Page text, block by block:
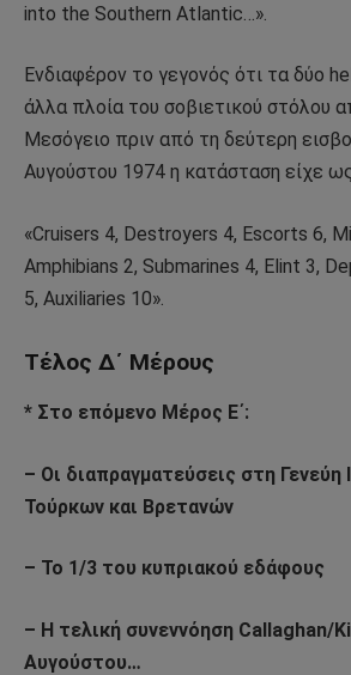
into the Southern Atlantic…».
Ενδιαφέρον το γεγονός ότι τα δύο
άλλα πλοία του σοβιετικού στόλου
Μεσόγειο πριν από τη δεύτερη
Αυγούστου 1974 η κατάσταση είχε
«Cruisers 4, Destroyers 4, Escorts 6,
Amphibians 2, Submarines 4, Elint 3,
5, Auxiliaries 10».
Τέλος Δ΄ Μέρους
* Στο επόμενο Μέρος Ε΄:
– Οι διαπραγματεύσεις στη Γενεύη
Τούρκων και Βρετανών
– Το 1/3 του κυπριακού εδάφους
– Η τελική συνεννόηση Callaghan/
Aυγούστου…